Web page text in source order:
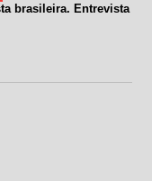
brasileira. Entrevista